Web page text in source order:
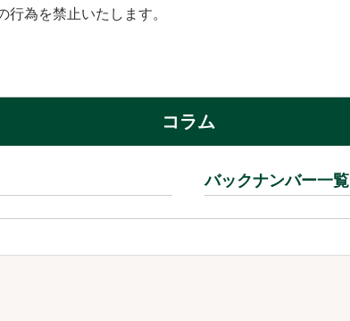
為を禁止いたします。
コラム
バックナンバー一覧